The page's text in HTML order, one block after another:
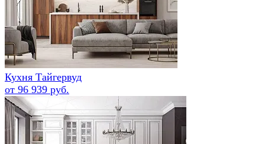
Кухня Тайгервуд
от 96 939 руб.